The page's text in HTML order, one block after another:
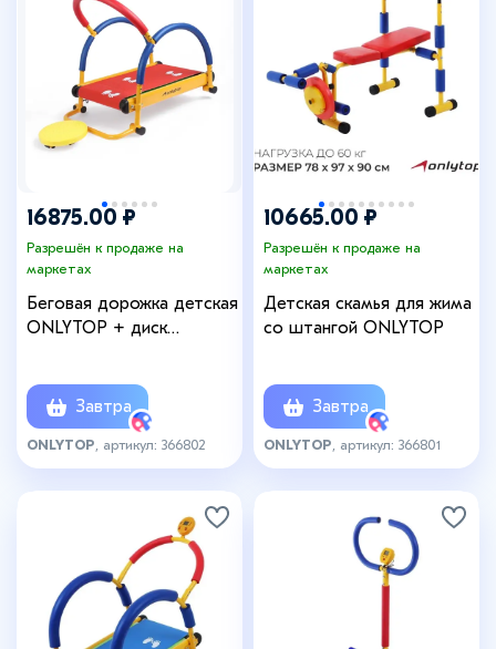
16875.00 ₽
Разрешён к продаже на
маркетах
Беговая дорожка детская
ONLYTOP + диск
Завтра
ONLYTOP , артикул: 366802
+1
10665.00 ₽
Разрешён к продаже на
маркетах
Детская скамья для жима
со штангой ONLYTOP
Завтра
ONLYTOP , артикул: 366801